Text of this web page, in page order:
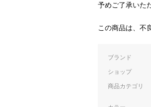
予めご了承いた
この商品は、不
ブランド
ショップ
商品カテゴリ